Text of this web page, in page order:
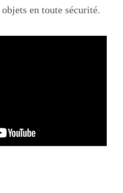
en toute sécurité.